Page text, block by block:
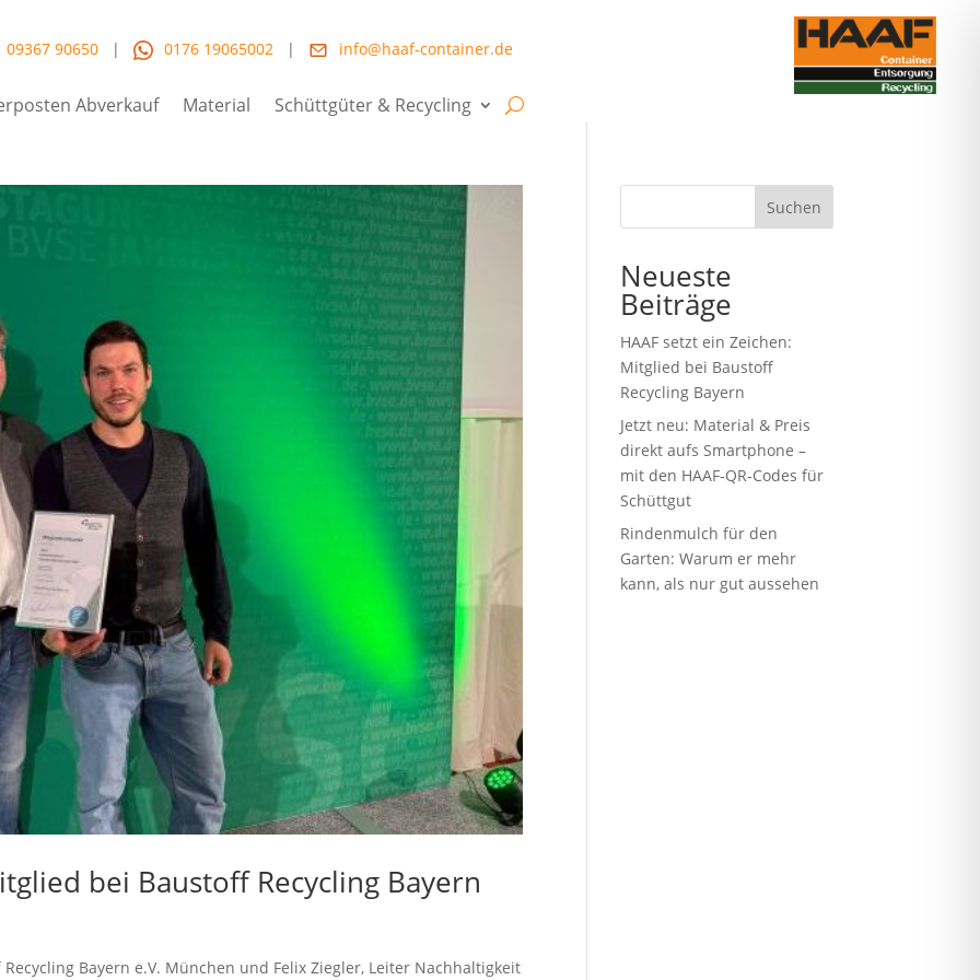
09367 90650 | 0176 19065002 | info@haaf-container.de
Abverkauf Material Schüttgüter & Recycling
bei Baustoff Recycling Bayern
Bayern e.V. München und Felix Ziegler, Leiter Nachhaltigkeit
Suchen
Neueste
Beiträge
HAAF setzt ein Zeichen:
Mitglied bei Baustoff
Recycling Bayern
Jetzt neu: Material & Preis
direkt aufs Smartphone –
mit den HAAF‑QR‑Codes für
Schüttgut
Rindenmulch für den
Garten: Warum er mehr
kann, als nur gut aussehen